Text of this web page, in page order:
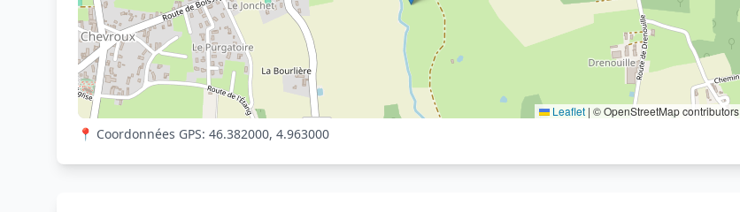
Leaflet | © OpenStreetMap contributors
📍 Coordonnées GPS: 46.382000, 4.963000